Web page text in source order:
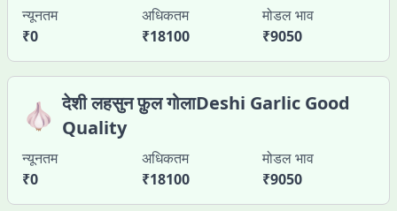
न्यूनतम
₹0
अधिकतम
₹18100
मोडल भाव
₹9050
🧄 देशी लहसुन फ़ुल गोलाDeshi Garlic Good
Quality
न्यूनतम
₹0
अधिकतम
₹18100
मोडल भाव
₹9050